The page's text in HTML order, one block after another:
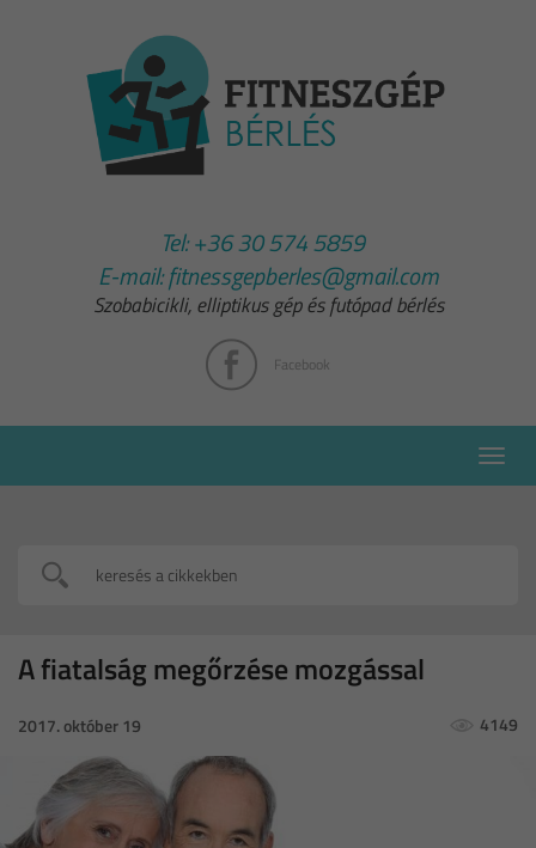
Tel:+36 30 574 5859
E-mail:fitnessgepberles@gmail.com
Szobabicikli, elliptikus gép és futópad bérlés
Facebook
Toggle
A fiatalság megőrzése mozgással
2017. október 19 4149